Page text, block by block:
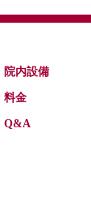
院内設備
料金
Q&A